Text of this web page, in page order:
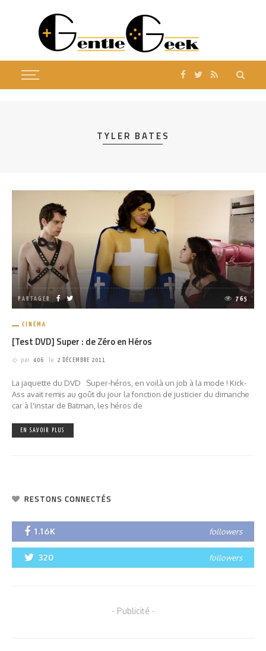
TYLER BATES
PARTAGER 765
CINÉMA
[Test DVD] Super : de Zéro en Héros
par 406 le 2 DÉCEMBRE 2011
La jaquette du DVD Super-héros, en voilà un job à la mode ! Kick-
Ass avait remis au goût du jour la fonction de justicier du dimanche
car à l'instar de Batman, les héros de
EN SAVOIR PLUS
RESTONS CONNECTÉS
1.16K followers
320 followers
- Publicité -